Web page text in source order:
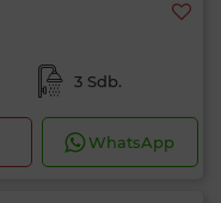
3 Sdb.
WhatsApp